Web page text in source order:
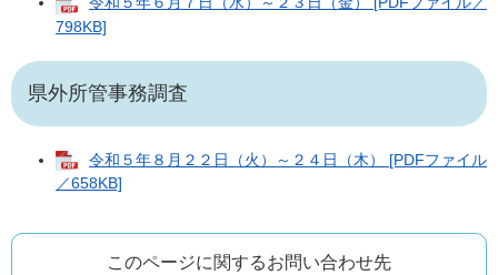
798KB]
県外所管事務調査
令和５年８月２２日（火）～２４日（木） [PDFファイル
／658KB]
このページに関するお問い合わせ先